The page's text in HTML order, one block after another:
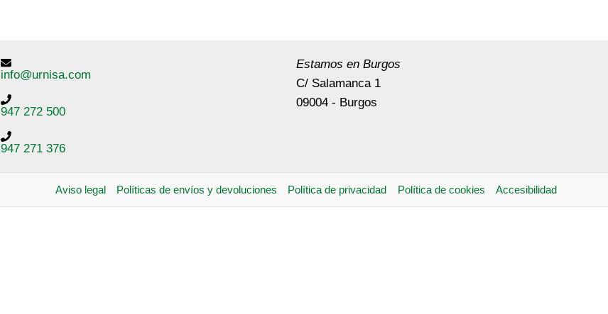
info@urnisa.com
947 272 500
947 271 376
Estamos en Burgos
C/ Salamanca 1
09004 - Burgos
Aviso legal Políticas de envíos y devoluciones Política de privacidad Política de cookies Accesibilidad